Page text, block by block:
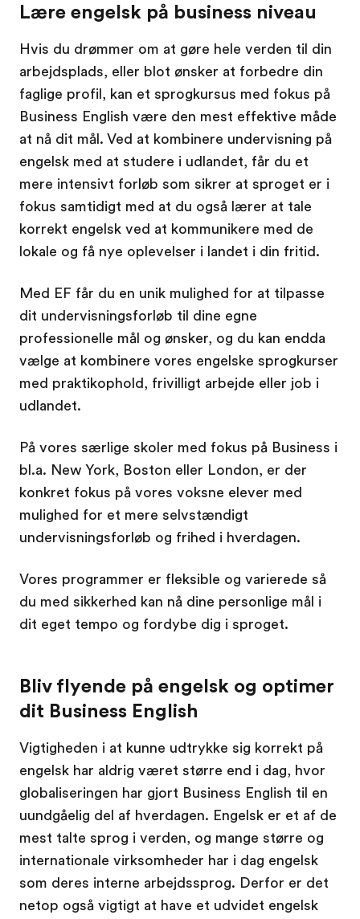
Lære engelsk på business niveau
Hvis du drømmer om at gøre hele verden til din
arbejdsplads, eller blot ønsker at forbedre din
faglige profil, kan et sprogkursus med fokus på
Business English være den mest effektive måde
at nå dit mål. Ved at kombinere undervisning på
engelsk med at studere i udlandet, får du et
mere intensivt forløb som sikrer at sproget er i
fokus samtidigt med at du også lærer at tale
korrekt engelsk ved at kommunikere med de
lokale og få nye oplevelser i landet i din fritid.
Med EF får du en unik mulighed for at tilpasse
dit undervisningsforløb til dine egne
professionelle mål og ønsker, og du kan endda
vælge at kombinere vores engelske sprogkurser
med praktikophold, frivilligt arbejde eller job i
udlandet.
På vores særlige skoler med fokus på Business i
bl.a. New York, Boston eller London, er der
konkret fokus på vores voksne elever med
mulighed for et mere selvstændigt
undervisningsforløb og frihed i hverdagen.
Vores programmer er fleksible og varierede så
du med sikkerhed kan nå dine personlige mål i
dit eget tempo og fordybe dig i sproget.
Bliv flyende på engelsk og optimer
dit Business English
Vigtigheden i at kunne udtrykke sig korrekt på
engelsk har aldrig været større end i dag, hvor
globaliseringen har gjort Business English til en
uundgåelig del af hverdagen. Engelsk er et af de
mest talte sprog i verden, og mange større og
internationale virksomheder har i dag engelsk
som deres interne arbejdssprog. Derfor er det
netop også vigtigt at have et udvidet engelsk